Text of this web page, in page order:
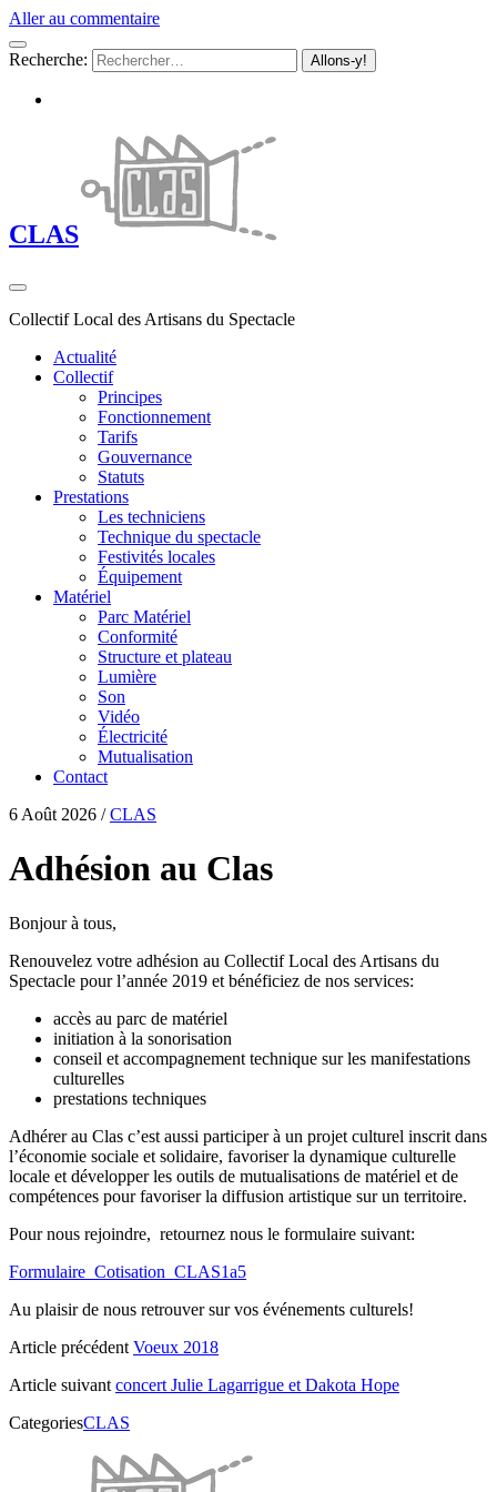
Aller au commentaire
Recherche:
CLAS
Collectif Local des Artisans du Spectacle
Actualité
Collectif
Principes
Fonctionnement
Tarifs
Gouvernance
Statuts
Prestations
Les techniciens
Technique du spectacle
Festivités locales
Équipement
Matériel
Parc Matériel
Conformité
Structure et plateau
Lumière
Son
Vidéo
Électricité
Mutualisation
Contact
6 Août 2026 /CLAS
Adhésion au Clas
Bonjour à tous,
Renouvelez votre adhésion au Collectif Local des Artisans du
Spectacle pour l’année 2019 et bénéficiez de nos services:
accès au parc de matériel
initiation à la sonorisation
conseil et accompagnement technique sur les manifestations
culturelles
prestations techniques
Adhérer au Clas c’est aussi participer à un projet culturel inscrit dans
l’économie sociale et solidaire, favoriser la dynamique culturelle
locale et développer les outils de mutualisations de matériel et de
compétences pour favoriser la diffusion artistique sur un territoire.
Pour nous rejoindre, retournez nous le formulaire suivant:
Formulaire_Cotisation_CLAS1a5
Au plaisir de nous retrouver sur vos événements culturels!
Article précédent Voeux 2018
Article suivant concert Julie Lagarrigue et Dakota Hope
CategoriesCLAS